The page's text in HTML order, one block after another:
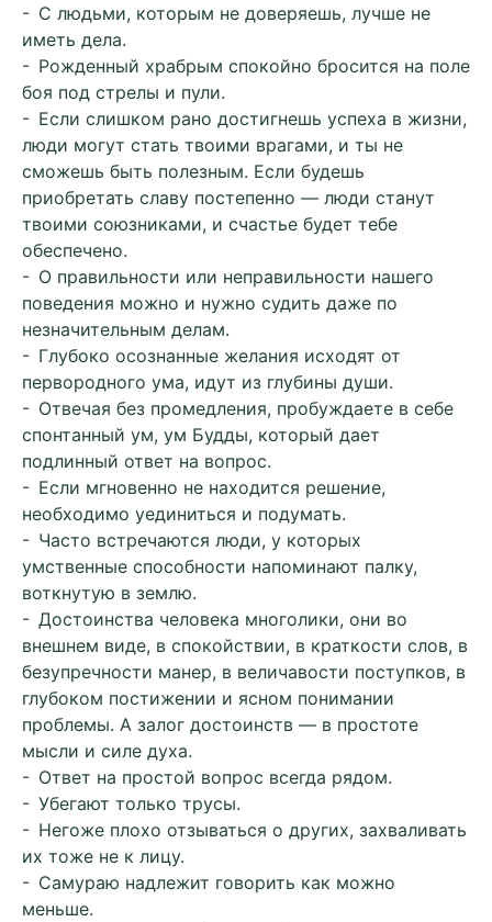
- С людьми, которым не доверяешь, лучше не
иметь дела.
- Рожденный храбрым спокойно бросится на поле
боя под стрелы и пули.
- Если слишком рано достигнешь успеха в жизни,
люди могут стать твоими врагами, и ты не
сможешь быть полезным. Если будешь
приобретать славу постепенно — люди станут
твоими союзниками, и счастье будет тебе
обеспечено.
- О правильности или неправильности нашего
поведения можно и нужно судить даже по
незначительным делам.
- Глубоко осознанные желания исходят от
первородного ума, идут из глубины души.
- Отвечая без промедления, пробуждаете в себе
спонтанный ум, ум Будды, который дает
подлинный ответ на вопрос.
- Если мгновенно не находится решение,
необходимо уединиться и подумать.
- Часто встречаются люди, у которых
умственные способности напоминают палку,
воткнутую в землю.
- Достоинства человека многолики, они во
внешнем виде, в спокойствии, в краткости слов, в
безупречности манер, в величавости поступков, в
глубоком постижении и ясном понимании
проблемы. А залог достоинств — в простоте
мысли и силе духа.
- Ответ на простой вопрос всегда рядом.
- Убегают только трусы.
- Негоже плохо отзываться о других, захваливать
их тоже не к лицу.
- Самураю надлежит говорить как можно
меньше.